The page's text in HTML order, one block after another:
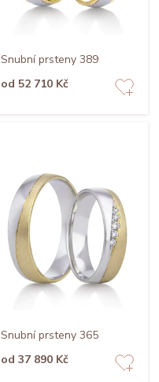
Snubní prsteny 389
od 52 710 Kč
Snubní prsteny 365
od 37 890 Kč